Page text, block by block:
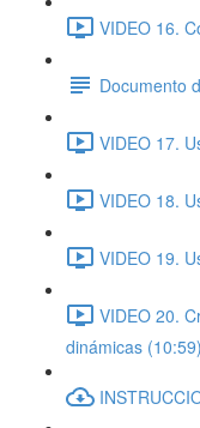
VIDEO 16.
Documento
VIDEO 17.
VIDEO 18.
VIDEO 19.
VIDEO 20.
dinámicas (10:59)